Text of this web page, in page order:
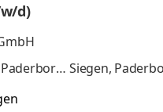
d)
Rhein,
Siegen,